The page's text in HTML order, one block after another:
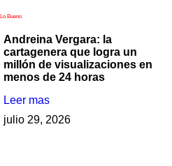
Lo Bueno
Andreina Vergara: la
cartagenera que logra un
millón de visualizaciones en
menos de 24 horas
Leer mas
julio 29, 2026